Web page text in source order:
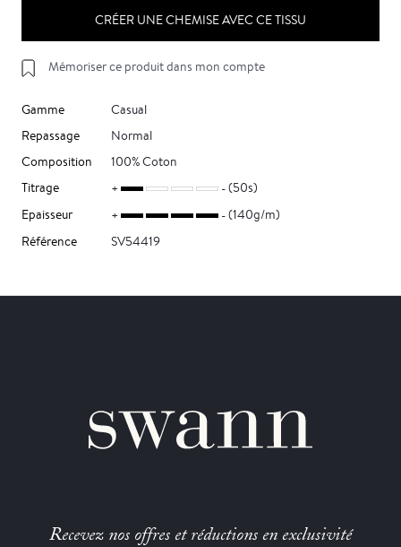
CRÉER UNE CHEMISE AVEC CE TISSU
Mémoriser ce produit dans mon compte
Gamme
Casual
Repassage
Normal
Composition
100% Coton
Titrage
(50s)
Epaisseur
(140g/m)
Référence
SV54419
Recevez nos offres et réductions en exclusivité